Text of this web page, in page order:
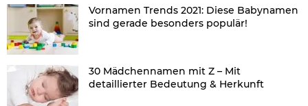
Vornamen Trends 2021: Diese Babynamen
sind gerade besonders populär!
30 Mädchennamen mit Z – Mit
detaillierter Bedeutung & Herkunft